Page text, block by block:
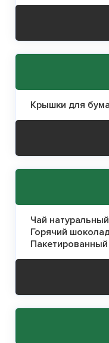
Крышки для
Чай
Горячий
Пакетированный